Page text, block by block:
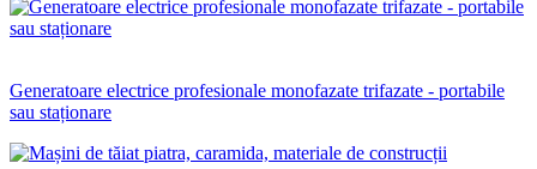
Generatoare electrice profesionale monofazate trifazate - portabile
sau staționare